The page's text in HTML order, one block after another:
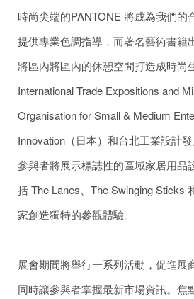
時尚尖端的PANTONE 將成為我們的
提供專業色調指導，而著名藝術書籍
將區內將區內的休憩空間打造成時尚
International Trade Expositions and
Organisation for Small & Medium
Innovation（日本）和台北工業設計
參與者將展示標誌性的區域家居用品
括 The Lanes、The Swinging Sticks
家創造獨特的參觀體驗。
展會期間將舉行一系列活動，促進展
同時讓參與者掌握最新市場資訊。焦